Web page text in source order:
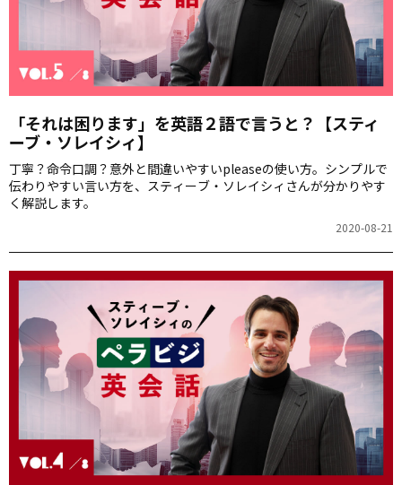
「それは困ります」を英語２語で言うと？【スティ
ーブ・ソレイシィ】
丁寧？命令口調？意外と間違いやすいpleaseの使い方。シンプルで
伝わりやすい言い方を、スティーブ・ソレイシィさんが分かりやす
く解説します。
2020-08-21